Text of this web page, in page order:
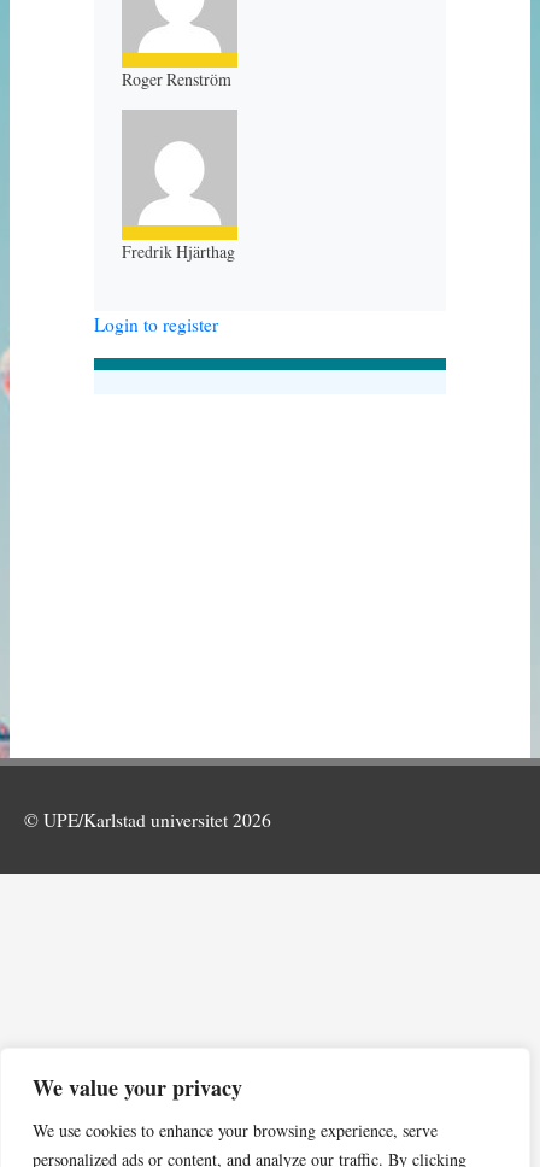
We value your privacy
We use cookies to enhance your browsing experience, serve
personalized ads or content, and analyze our traffic. By clicking
Roger Renström
Fredrik Hjärthag
Login to register
© UPE/Karlstad universitet 2026